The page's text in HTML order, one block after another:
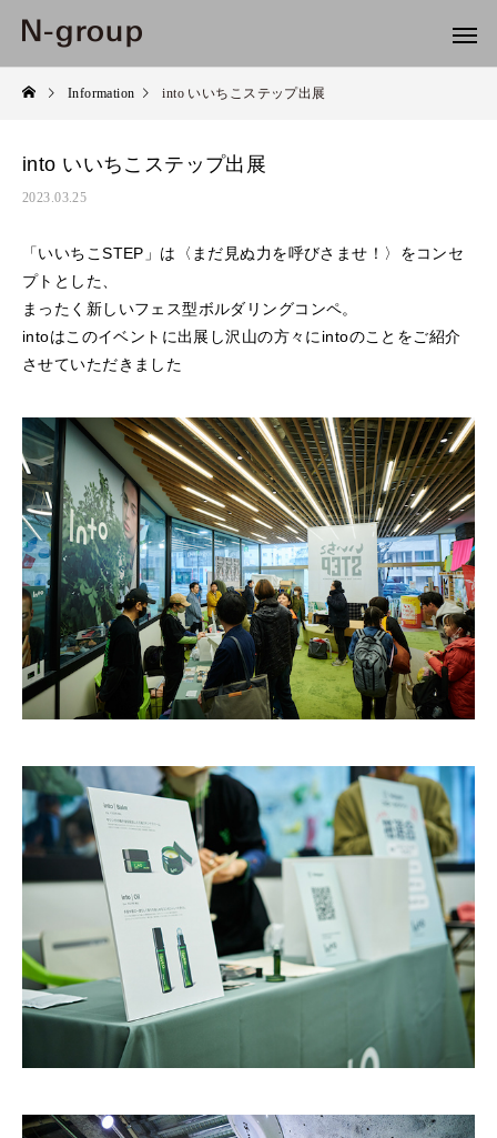
Information into いいちこステップ出展
into いいちこステップ出展
2023.03.25
「いいちこSTEP」は〈まだ見ぬ力を呼びさませ！〉をコンセ
プトとした、
まったく新しいフェス型ボルダリングコンペ。
intoはこのイベントに出展し沢山の方々にintoのことをご紹介
させていただきました